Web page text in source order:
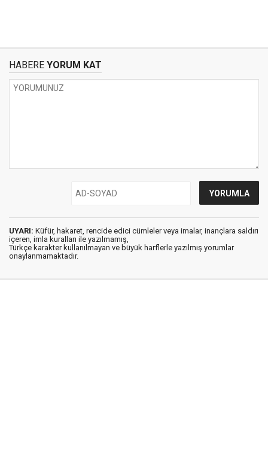
HABERE YORUM KAT
UYARI: Küfür, hakaret, rencide edici cümleler veya imalar, inançlara saldırı
içeren, imla kuralları ile yazılmamış,
Türkçe karakter kullanılmayan ve büyük harflerle yazılmış yorumlar
onaylanmamaktadır.